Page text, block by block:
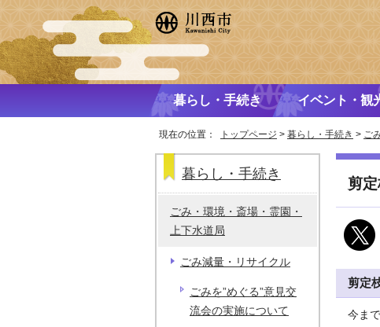
暮らし・手続き イベント・観
現在の位置： トップページ > 暮らし・手続き > ご
剪
剪定
今ま
暮らし・手続き
ごみ・環境・斎場・霊園・
上下水道局
ごみ減量・リサイクル
ごみを”めぐる”意見交
流会の実施について